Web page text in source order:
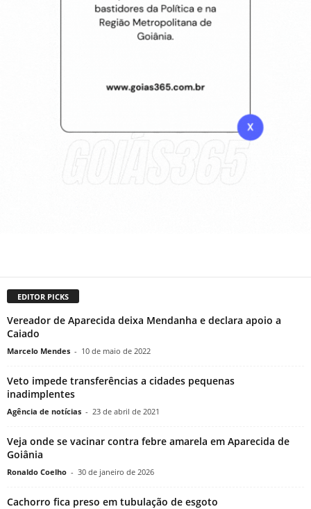
EDITOR PICKS
Vereador de Aparecida deixa Mendanha e declara apoio a
Caiado
Marcelo Mendes - 10 de maio de 2022
Veto impede transferências a cidades pequenas
inadimplentes
Agência de notícias - 23 de abril de 2021
Veja onde se vacinar contra febre amarela em Aparecida de
Goiânia
Ronaldo Coelho - 30 de janeiro de 2026
Cachorro fica preso em tubulação de esgoto